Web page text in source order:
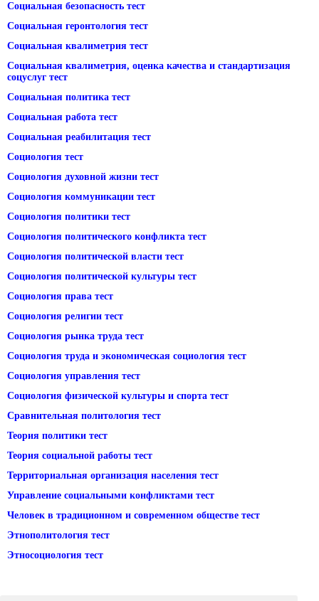
Социальная безопасность тест
Социальная геронтология тест
Социальная квалиметрия тест
Социальная квалиметрия, оценка качества и стандартизация
соцуслуг тест
Социальная политика тест
Социальная работа тест
Социальная реабилитация тест
Социология тест
Социология духовной жизни тест
Социология коммуникации тест
Социология политики тест
Социология политического конфликта тест
Социология политической власти тест
Социология политической культуры тест
Социология права тест
Социология религии тест
Социология рынка труда тест
Социология труда и экономическая социология тест
Социология управления тест
Социология физической культуры и спорта тест
Сравнительная политология тест
Теория политики тест
Теория социальной работы тест
Территориальная организация населения тест
Управление социальными конфликтами тест
Человек в традиционном и современном обществе тест
Этнополитология тест
Этносоциология тест